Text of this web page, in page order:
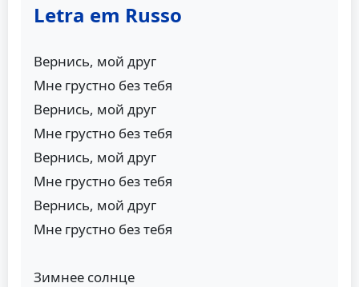
Letra em Russo
Вернись, мой друг
Мне грустно без тебя
Вернись, мой друг
Мне грустно без тебя
Вернись, мой друг
Мне грустно без тебя
Вернись, мой друг
Мне грустно без тебя
Зимнее солнце